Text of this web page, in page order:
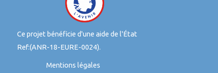
Ce projet bénéficie d'une aide de l'État
Ref:(ANR-18-EURE-0024).
Mentions légales